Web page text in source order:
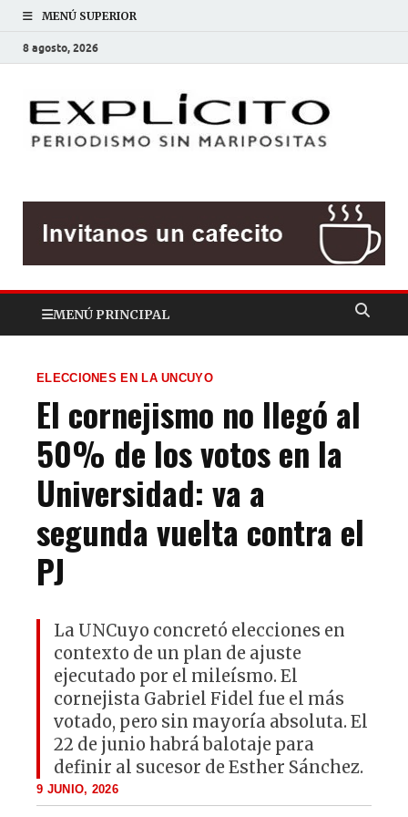
MENÚ SUPERIOR
8 agosto, 2026
MENÚ PRINCIPAL
ELECCIONES EN LA UNCUYO
El cornejismo no llegó al
50% de los votos en la
Universidad: va a
segunda vuelta contra el
PJ
La UNCuyo concretó elecciones en
contexto de un plan de ajuste
ejecutado por el mileísmo. El
cornejista Gabriel Fidel fue el más
votado, pero sin mayoría absoluta. El
22 de junio habrá balotaje para
definir al sucesor de Esther Sánchez.
9 JUNIO, 2026